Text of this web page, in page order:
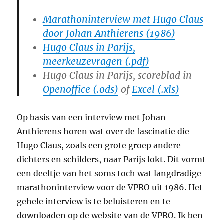
Marathoninterview met Hugo Claus
door Johan Anthierens (1986)
Hugo Claus in Parijs,
meerkeuzevragen (.pdf)
Hugo Claus in Parijs, scoreblad in
Openoffice (.ods) ofExcel (.xls)
Op basis van een interview met Johan
Anthierens horen wat over de fascinatie die
Hugo Claus, zoals een grote groep andere
dichters en schilders, naar Parijs lokt. Dit vormt
een deeltje van het soms toch wat langdradige
marathoninterview voor de VPRO uit 1986. Het
gehele interview is te beluisteren en te
downloaden op de website van de VPRO. Ik ben